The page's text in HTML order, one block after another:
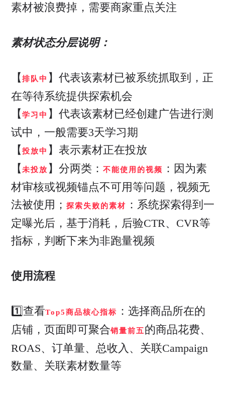
素材被浪费掉，需要商家重点关注
素材状态分层说明：
【 排队中 】代表该素材已被系统抓取到，正
在等待系统提供探索机会
【 学习中 】代表该素材已经创建广告进行测
试中，一般需要3天学习期
【 投放中 】表示素材正在投放
【 未投放 】分两类： 不能使用的视频
：因为素
材审核或视频锚点不可用等问题，视频无
法被使用； 探索失败的素材
：系统探索得到一
定曝光后，基于消耗，后验CTR、CVR等
指标，判断下来为非跑量视频
使用流程
1️⃣查看Top5商品核心指标
：选择商品所在的
店铺，页面即可聚合销量前五的商品花费、
ROAS、订单量、总收入、关联Campaign
数量、关联素材数量等